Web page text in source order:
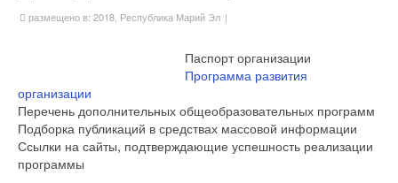
размещено в: 2018 Республика Марий Эл |
Паспорт организации
Программа развития
организации
Перечень дополнительных общеобразовательных программ
Подборка публикаций в средствах массовой информации
Ссылки на сайты, подтверждающие успешность реализации
программы